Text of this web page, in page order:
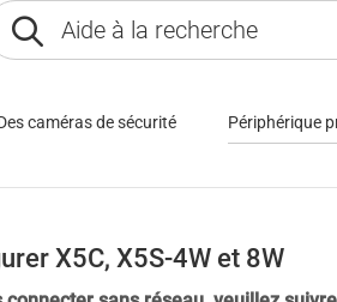
caméras de sécurité Périphérique
X5C, X5S-4W et 8W